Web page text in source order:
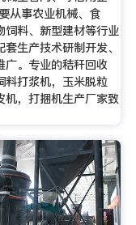
从事农业机械、食
饲料、新型建材等行业
套生产技术研制开发、
广。专业的秸秆回收
料打浆机，玉米脱粒
机，打捆机生产厂家致